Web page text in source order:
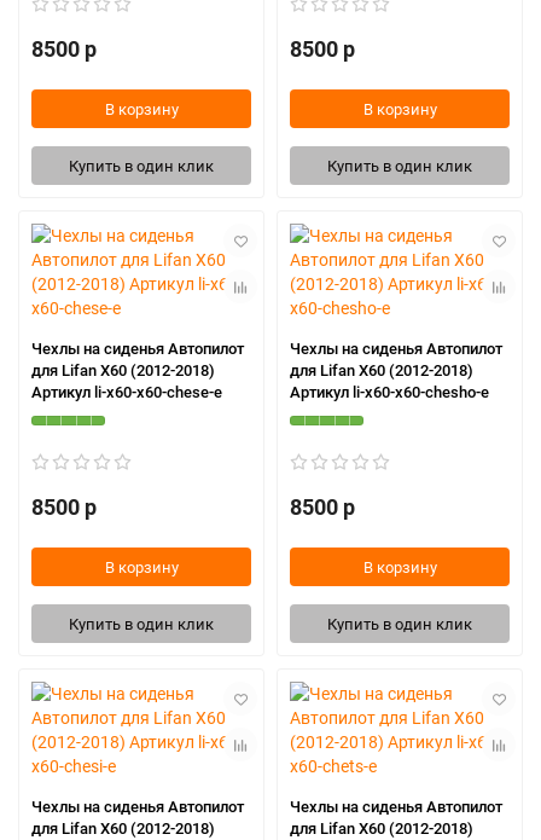
8500 р
В корзину
Купить в один клик
8500 р
В корзину
Купить в один клик
Чехлы на сиденья Автопилот
для Lifan X60 (2012-2018)
Артикул li-x60-x60-chese-e
8500 р
В корзину
Купить в один клик
Чехлы на сиденья Автопилот
для Lifan X60 (2012-2018)
Артикул li-x60-x60-chesho-e
8500 р
В корзину
Купить в один клик
Чехлы на сиденья Автопилот
для Lifan X60 (2012-2018)
Чехлы на сиденья Автопилот
для Lifan X60 (2012-2018)